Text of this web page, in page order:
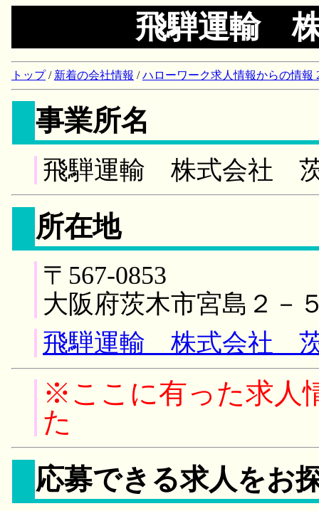
飛騨運輸
トップ/ 新着の会社情報 /ハローワーク求人情報からの情報
事業所名
飛騨運輸 株式会社
所在地
〒567-0853
大阪府茨木市宮島２－
飛騨運輸 株式会社 茨
※ここに有った求人
た
応募できる求人をお